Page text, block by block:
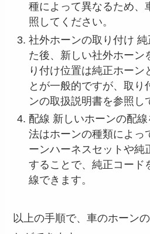
種によって異なるため、
照してください。
社外ホーンの取り付け
た後、新しい社外ホーン
り付け位置は純正ホーン
とが一般的ですが、取り
ンの取扱説明書を参照し
配線 新しいホーンの配
法はホーンの種類によっ
ーンハーネスセットや純
することで、純正コード
線できます。
以上の手順で、車のホーン